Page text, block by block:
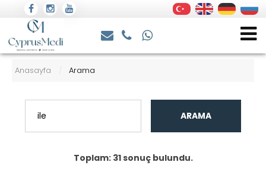
Anasayfa / Arama
ARAMA
Toplam: 31 sonuç bulundu.